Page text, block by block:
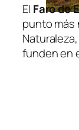
El Faro de
punto más
funden en